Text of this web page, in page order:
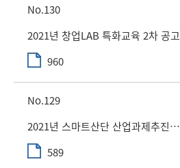
130
2021년 창업LAB 특화교육 2차 공고
960
129
2021년 스마트산단 산업과제추진형 전문연구인재 양성사업
589